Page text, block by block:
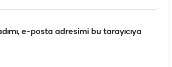
e-posta adresimi bu tarayıcıya